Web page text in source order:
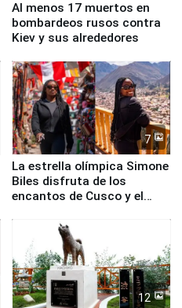
Al menos 17 muertos en
bombardeos rusos contra
Kiev y sus alrededores
7
La estrella olímpica Simone
Biles disfruta de los
encantos de Cusco y el
12